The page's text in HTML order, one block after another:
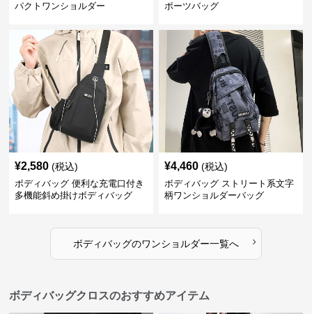
パクトワンショルダー
ポーツバッグ
¥2,580 (税込)
ボディバッグ 便利な充電口付き
多機能斜め掛けボディバッグ
¥4,460 (税込)
ボディバッグ ストリート系文字
柄ワンショルダーバッグ
ボディバッグのワンショルダー一覧へ ›
ボディバッグクロスのおすすめアイテム